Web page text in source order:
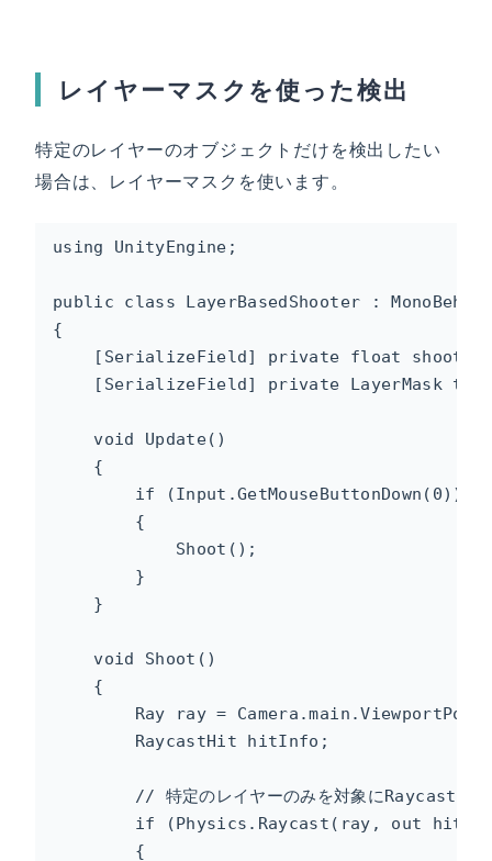
レイヤーマスクを使った検出
特定のレイヤーのオブジェクトだけを検出したい
場合は、レイヤーマスクを使います。
using UnityEngine;
public class LayerBasedShooter :
{
[SerializeField] private float
[SerializeField] private LayerMask
    void Update()
    {
        if (Input.GetMouseButtonDown(0))
        {
            Shoot();
        }
    }
    void Shoot()
    {
Ray ray =
        RaycastHit hitInfo;
// 特定のレイヤーのみを対象にRaycastを
if (Physics.Raycast(ray, out
        {